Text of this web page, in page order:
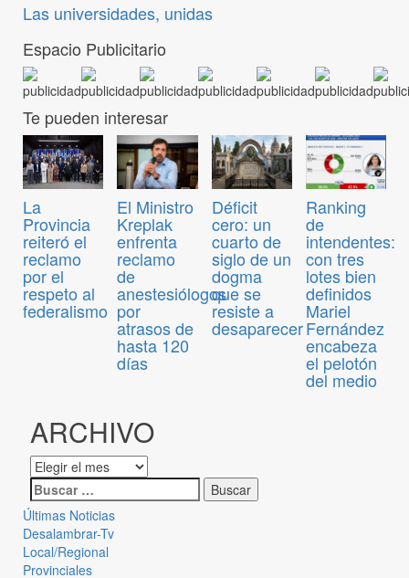
Las universidades, unidas
Espacio Publicitario
Te pueden interesar
La
Provincia
reiteró el
reclamo
por el
respeto al
federalismo
El Ministro
Kreplak
enfrenta
reclamo
de
anestesiólogos
por
atrasos de
hasta 120
días
Déficit
cero: un
cuarto de
siglo de un
dogma
que se
resiste a
desaparecer
Ranking
de
intendentes:
con tres
lotes bien
definidos
Mariel
Fernández
encabeza
el pelotón
del medio
ARCHIVO
Últimas Noticias
Desalambrar-Tv
Local/Regional
Provinciales